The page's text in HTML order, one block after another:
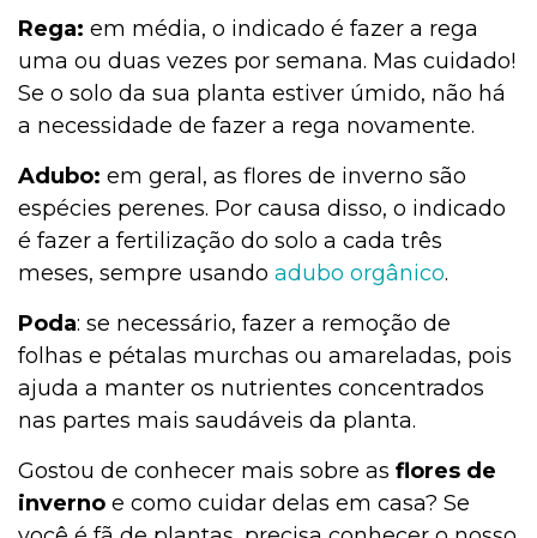
Rega: em média, o indicado é fazer a rega
uma ou duas vezes por semana. Mas cuidado!
Se o solo da sua planta estiver úmido, não há
a necessidade de fazer a rega novamente.
Adubo: em geral, as flores de inverno são
espécies perenes. Por causa disso, o indicado
é fazer a fertilização do solo a cada três
meses, sempre usando adubo orgânico.
Poda: se necessário, fazer a remoção de
folhas e pétalas murchas ou amareladas, pois
ajuda a manter os nutrientes concentrados
nas partes mais saudáveis da planta.
Gostou de conhecer mais sobre as flores de
inverno e como cuidar delas em casa? Se